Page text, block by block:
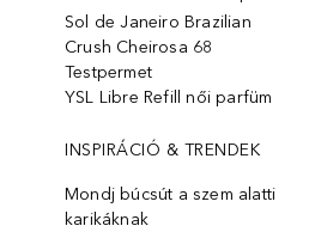
Sol de Janeiro Brazilian
Crush Cheirosa 68
Testpermet
YSL Libre Refill női parfüm
INSPIRÁCIÓ & TRENDEK
Mondj búcsút a szem alatti
karikáknak